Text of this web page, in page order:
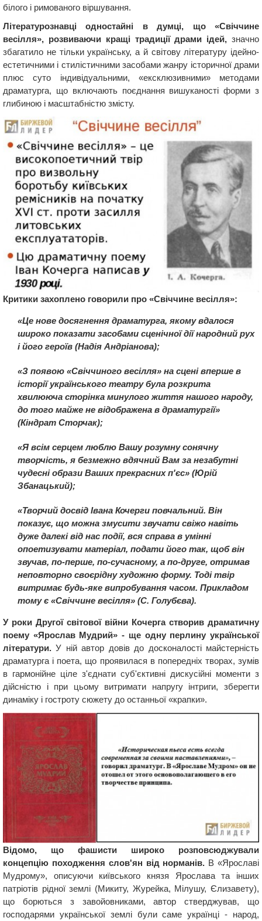
білого і римованого віршування.
Літературознавці одностайні в думці, що «Свіччине
весілля», розвиваючи кращі традиції драми ідей, значно
збагатило не тільки українську, а й світову літературу ідейно-
естетичними і стилістичними засобами жанру історичної драми
плюс суто індивідуальними, «ексклюзивними» методами
драматурга, що включають поєднання вишуканості форми з
глибиною і масштабністю змісту.
Критики захоплено говорили про «Свіччине весілля»:
«Це нове досягнення драматурга, якому вдалося
широко показати засобами сценічної дії народний рух
і його героїв (Надія Андріанова);
«З появою «Свіччиного весілля» на сцені вперше в
історії українського театру була розкрита
хвилююча сторінка минулого життя нашого народу,
до того майже не відображена в драматургії»
(Кіндрат Сторчак);
«Я всім серцем люблю Вашу розумну сонячну
творчість, я безмежно вдячний Вам за незабутні
чудесні образи Ваших прекрасних п'єс» (Юрій
Збанацький);
«Творчий досвід Івана Кочерги повчальний. Він
показує, що можна змусити звучати свіжо навіть
дуже далекі від нас події, вся справа в умінні
опоетизувати матеріал, подати його так, щоб він
звучав, по-перше, по-сучасному, а по-друге, отримав
неповторно своєрідну художню форму. Тоді твір
витримає будь-яке випробування часом. Прикладом
тому є «Свіччине весілля» (С. Голубєва).
У роки Другої світової війни Кочерга створив драматичну
поему «Ярослав Мудрий» - ще одну перлину української
літератури. У ній автор довів до досконалості майстерність
драматурга і поета, що проявилася в попередніх творах, зумів
в гармонійне ціле з'єднати суб'єктивні дискусійні моменти з
дійсністю і при цьому витримати напругу інтриги, зберегти
динаміку і гостроту сюжету до останньої «крапки».
Відомо, що фашисти широко розповсюджували
концепцію походження слов'ян від норманів. В «Ярославі
Мудрому», описуючи київського князя Ярослава та інших
патріотів рідної землі (Микиту, Журейка, Мілушу, Єлизавету),
що борються з завойовниками, автор стверджував, що
господарями української землі були саме українці - народ,